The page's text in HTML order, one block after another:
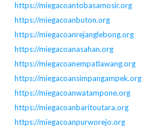
https://miegacoantobasamosir.org
https://miegacoanbuton.org
https://miegacoanrejanglebong.org
https://miegacoanasahan.org
https://miegacoanempatlawang.org
https://miegacoansimpangampek.org
https://miegacoanwatampone.org
https://miegacoanbaritoutara.org
https://miegacoanpurworejo.org